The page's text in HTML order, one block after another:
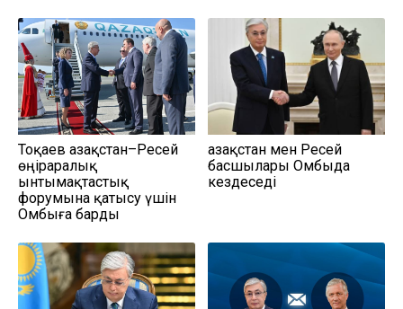
Тоқаев Қазақстан–Ресей
өңіраралық
ынтымақтастық
форумына қатысу үшін
Омбыға барды
Қазақстан мен Ресей
басшылары Омбыда
кездеседі